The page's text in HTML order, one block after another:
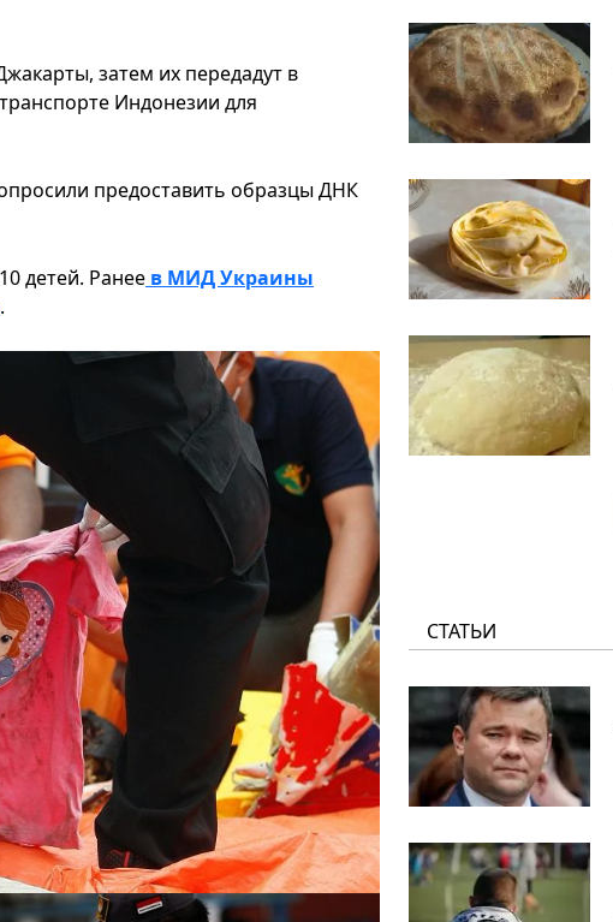
затем их передадут в
Индонезии для
предоставить образцы ДНК
детей. Ранее в МИД Украины
.
СТАТЬИ